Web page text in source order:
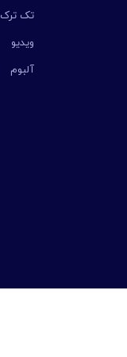
تک ترک
ویدیو
آلبوم